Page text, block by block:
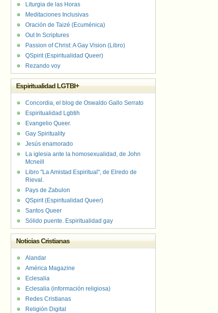
Liturgia de las Horas
Meditaciones Inclusivas
Oración de Taizé (Ecuménica)
Out In Scriptures
Passion of Christ: A Gay Vision (Libro)
QSpirit (Espiritualidad Queer)
Rezando voy
Espiritualidad LGTBI+
Concordia, el blog de Oswaldo Gallo Serrato
Espiritualidad Lgbtih
Evangelio Queer.
Gay Spirituality
Jesús enamorado
La iglesia ante la homosexualidad, de John
Mcneill
Libro "La Amistad Espiritual", de Elredo de
Rieval.
Pays de Zabulon
QSpirit (Espiritualidad Queer)
Santos Queer
Sólido puente. Espiritualidad gay
Noticias Cristianas
Alandar
América Magazine
Eclesalia
Eclesalia (información religiosa)
Redes Cristianas
Religión Digital